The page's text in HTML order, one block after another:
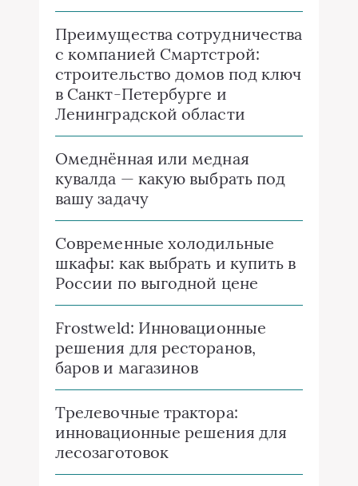
Преимущества сотрудничества
с компанией Смартстрой:
строительство домов под ключ
в Санкт-Петербурге и
Ленинградской области
Омеднённая или медная
кувалда — какую выбрать под
вашу задачу
Современные холодильные
шкафы: как выбрать и купить в
России по выгодной цене
Frostweld: Инновационные
решения для ресторанов,
баров и магазинов
Трелевочные трактора:
инновационные решения для
лесозаготовок